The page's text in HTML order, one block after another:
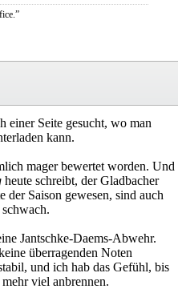
einer Seite gesucht, wo man
kann.
mager bewertet worden. Und
heute schreibt, der Gladbacher
der Saison gewesen, sind auch
Jantschke-Daems-Abwehr.
überragenden Noten
und ich hab das Gefühl, bis
viel anbrennen.